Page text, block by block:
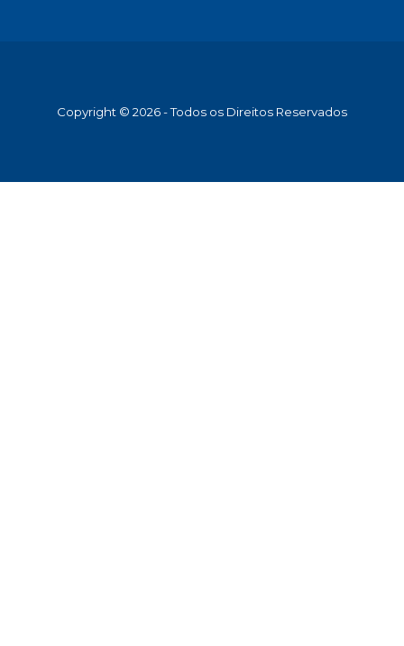
Copyright © 2026 - Todos os Direitos Reservados